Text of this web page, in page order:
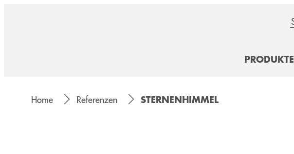
PRODUKTE
Home Referenzen STERNENHIMMEL